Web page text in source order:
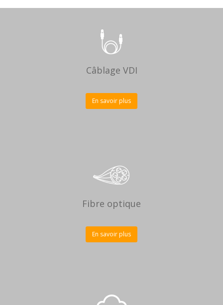
Câblage VDI
En savoir plus
Fibre optique
En savoir plus